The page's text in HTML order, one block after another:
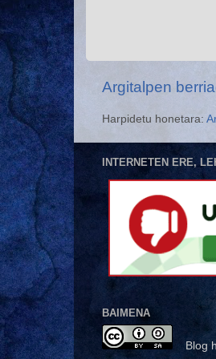
Argitalpen
Harpidetu honetara:
INTERNETEN ERE,
BAIMENA
Blog